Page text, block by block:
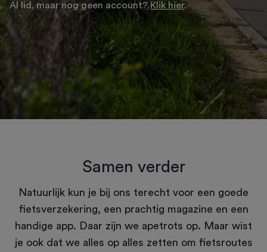
Al lid, maar nog geen account?Klik hier.
Samen verder
Natuurlijk kun je bij ons terecht voor een goede
fietsverzekering, een prachtig magazine en een
handige app. Daar zijn we apetrots op. Maar wist
je ook dat we alles op alles zetten om fietsroutes